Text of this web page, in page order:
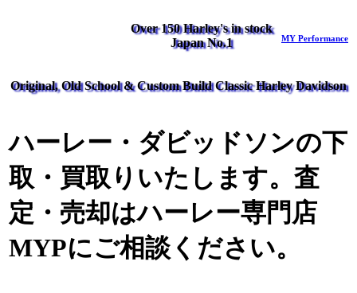
Over 150 Harley's in stock
Japan No.1
MY Performance
Original, Old School & Custom Build Classic Harley Davidson
ハーレー・ダビッドソンの下
取・買取りいたします。査
定・売却はハーレー専門店
MYPにご相談ください。